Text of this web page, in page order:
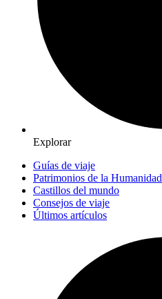
Explorar
Guías de viaje
Patrimonios de la Humanidad
Castillos del mundo
Consejos de viaje
Últimos artículos